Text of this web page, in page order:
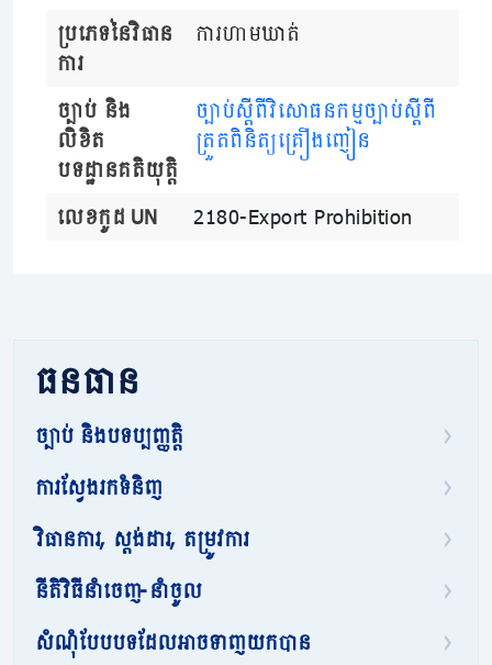
ប្រភេទនៃវិធាន
ការ
ការហាមឃាត់
ច្បាប់ និង
លិខិត
បទដ្ឋានគតិយុត្តិ
ច្បាប់​ស្តីពីវិសោធនកម្មច្បាប់ស្តីពី
ត្រួតពិនិត្យគ្រឿងញៀន
លេខកូដ UN 2180-Export Prohibition
ធនធាន
ច្បាប់ និងបទប្បញ្ញត្តិ
ការស្វែងរកទំនិញ
វិធានការ, ស្តង់ដារ, តម្រូវការ
នីតិវិធីនាំចេញ-នាំចូល
សំណុំបែបបទដែលអាចទាញយកបាន